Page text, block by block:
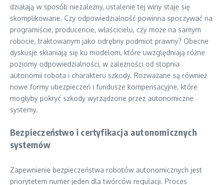
działają w sposób niezależny, ustalenie tej winy staje się
skomplikowane. Czy odpowiedzialność powinna spoczywać na
programiście, producencie, właścicielu, czy może na samym
robocie, traktowanym jako odrębny podmiot prawny? Obecne
dyskusje skłaniają się ku modelom, które uwzględniają różne
poziomy odpowiedzialności, w zależności od stopnia
autonomii robota i charakteru szkody. Rozważane są również
nowe formy ubezpieczeń i fundusze kompensacyjne, które
mogłyby pokryć szkody wyrządzone przez autonomiczne
systemy.
Bezpieczeństwo i certyfikacja autonomicznych
systemów
Zapewnienie bezpieczeństwa robotów autonomicznych jest
priorytetem numer jeden dla twórców regulacji. Proces